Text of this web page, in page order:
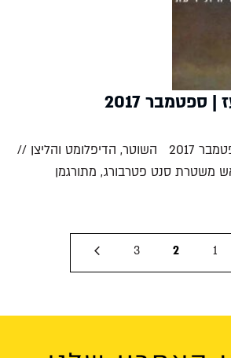
87 | אלול תשעז | ספטמבר 2017 השוטר, הדיפלומט והליצן //
משטרת סנט פטרבורג, מתורגמן
וליצן חצר מלכותי נפגשים בסעודת ליל
1
2
3